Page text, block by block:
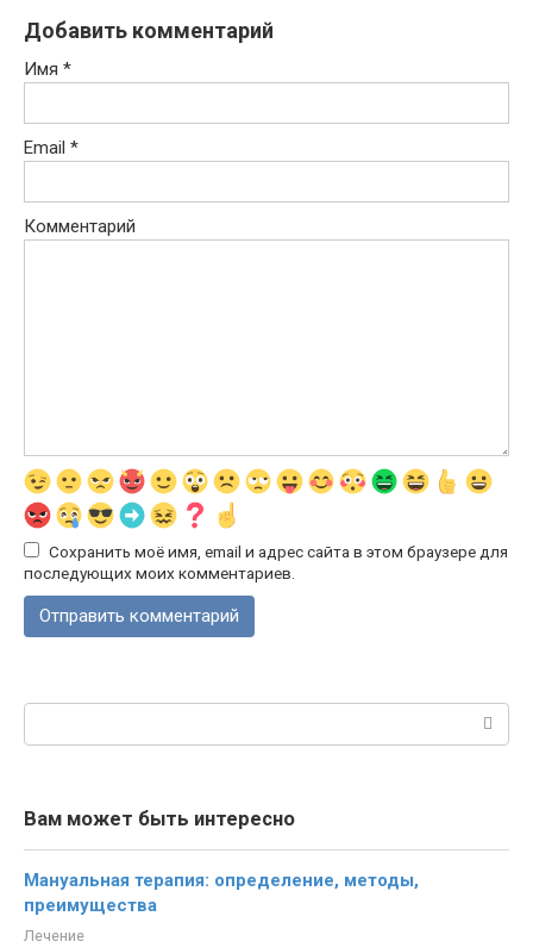
Добавить комментарий
Имя *
Email *
Комментарий
Сохранить моё имя, email и адрес сайта в этом браузере для
последующих моих комментариев.
Поиск:
Вам может быть интересно
Мануальная терапия: определение, методы,
преимущества
Лечение